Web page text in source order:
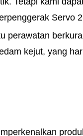
Servo
perawatan
kejut, yang